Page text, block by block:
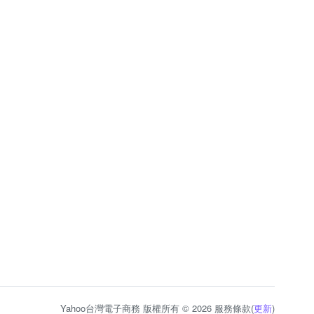
Yahoo台灣電子商務 版權所有 © 2026 服務條款(更新)